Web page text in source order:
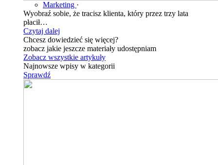
Marketing ·
Wyobraź sobie, że tracisz klienta, który przez trzy lata
płacił…
Czytaj dalej
Chcesz dowiedzieć się więcej?
zobacz jakie jeszcze materiały udostępniam
Zobacz wszystkie artykuły
Najnowsze wpisy w kategorii
Sprawdź